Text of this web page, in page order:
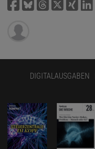
DIGITALAUSGABEN